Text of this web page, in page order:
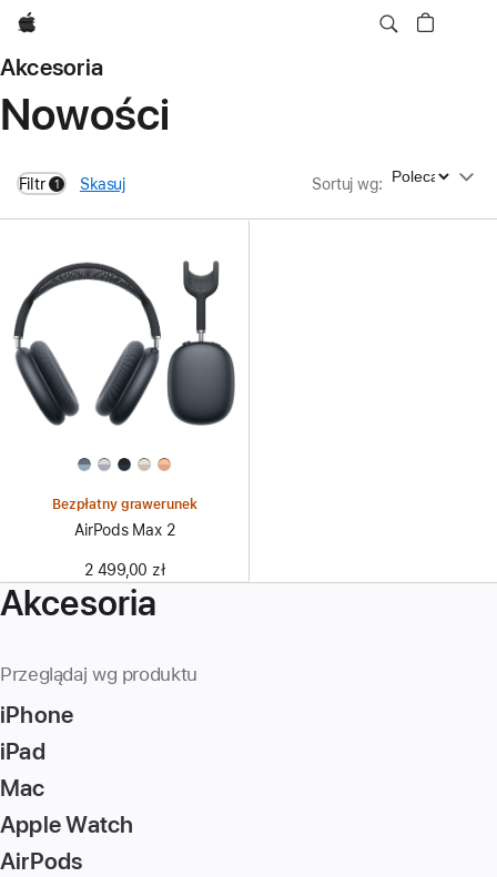
Apple
Akcesoria
Nowości
Filtr 1
filters active
Skasuj Sortuj wg: Sortuj wg
Bezpłatny grawerunek
AirPods Max 2
2 499,00 zł
Akcesoria
Przeglądaj wg produktu
iPhone
iPad
Mac
Apple Watch
AirPods